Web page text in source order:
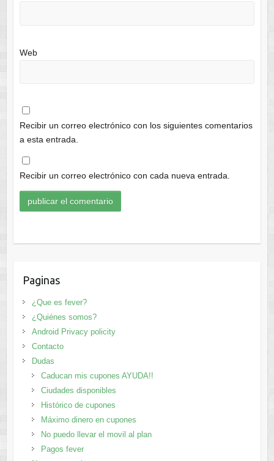
Web
Recibir un correo electrónico con los siguientes comentarios
a esta entrada.
Recibir un correo electrónico con cada nueva entrada.
Paginas
¿Que es fever?
¿Quiénes somos?
Android Privacy policity
Contacto
Dudas
Caducan mis cupones AYUDA!!
Ciudades disponibles
Histórico de cupones
Máximo dinero en cupones
No puedo llevar el movil al plan
Pagos fever